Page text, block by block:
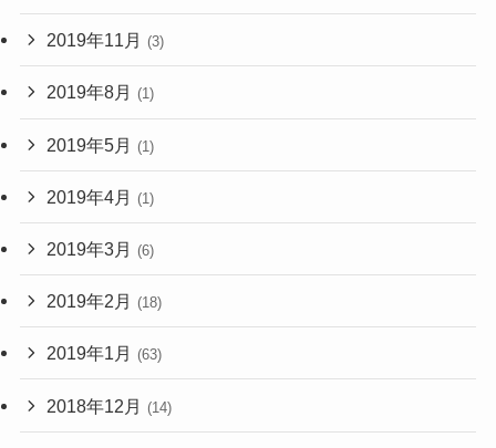
2019年11月 (3)
2019年8月 (1)
2019年5月 (1)
2019年4月 (1)
2019年3月 (6)
2019年2月 (18)
2019年1月 (63)
2018年12月 (14)